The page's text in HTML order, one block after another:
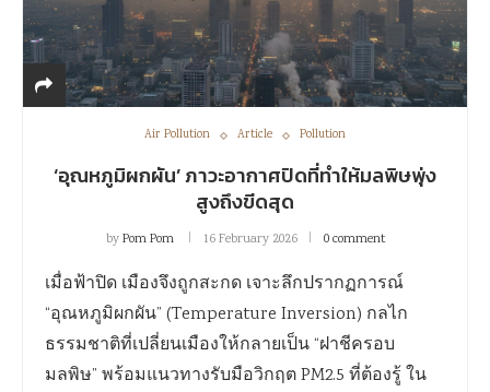
Air Pollution Article Pollution
‘อุณหภูมิผกผัน’ ภาวะอากาศปิดที่ทำให้มลพิษพุ่ง
สูงถึงขีดสุด
byPom Pom 16 February 2026 0 comment
เมื่อฟ้าปิด เมืองจึงถูกสะกด เจาะลึกปรากฏการณ์
“อุณหภูมิผกผัน” (Temperature Inversion) กลไก
ธรรมชาติที่เปลี่ยนเมืองให้กลายเป็น “ฝาชีครอบ
มลพิษ” พร้อมแนวทางรับมือวิกฤต PM2.5 ที่ต้องรู้ ใน